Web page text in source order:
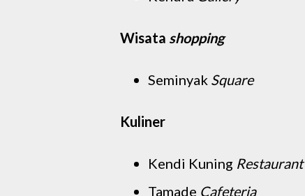
Wisata shopping
Seminyak Square
Kuliner
Kendi Kuning Restaurant
Tamade Cafeteria